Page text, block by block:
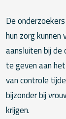
De
hun zorg
aansluiten bij de
te geven aan
van controle
bijzonder bij
krijgen.